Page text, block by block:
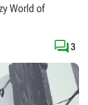
World of
3